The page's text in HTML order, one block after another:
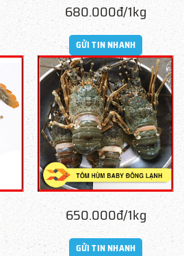
680.000đ/1kg
GỬI TIN NHANH
650.000đ/1kg
GỬI TIN NHANH